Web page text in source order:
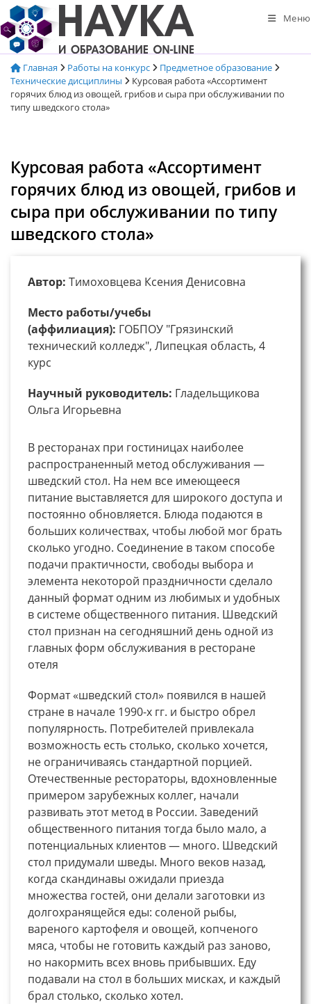
Перейти
к
содержимому
Меню
Главная Работы на конкурс
Предметное образование
Технические дисциплины
Курсовая работа «Ассортимент
горячих блюд из овощей, грибов и сыра при обслуживании по
типу шведского стола»
Курсовая работа «Ассортимент
горячих блюд из овощей, грибов и
сыра при обслуживании по типу
шведского стола»
Автор: Тимоховцева Ксения Денисовна
Место работы/учебы
(аффилиация): ГОБПОУ "Грязинский
технический колледж", Липецкая область, 4
курс
Научный руководитель: Гладельщикова
Ольга Игорьевна
В ресторанах при гостиницах наиболее
распространенный метод обслуживания —
шведский стол. На нем все имеющееся
питание выставляется для широкого доступа и
постоянно обновляется. Блюда подаются в
больших количествах, чтобы любой мог брать
сколько угодно. Соединение в таком способе
подачи практичности, свободы выбора и
элемента некоторой праздничности сделало
данный формат одним из любимых и удобных
в системе общественного питания. Шведский
стол признан на сегодняшний день одной из
главных форм обслуживания в ресторане
отеля
Формат «шведский стол» появился в нашей
стране в начале 1990-х гг. и быстро обрел
популярность. Потребителей привлекала
возможность есть столько, сколько хочется,
не ограничиваясь стандартной порцией.
Отечественные рестораторы, вдохновленные
примером зарубежных коллег, начали
развивать этот метод в России. Заведений
общественного питания тогда было мало, а
потенциальных клиентов — много. Шведский
стол придумали шведы. Много веков назад,
когда скандинавы ожидали приезда
множества гостей, они делали заготовки из
долгохранящейся еды: соленой рыбы,
вареного картофеля и овощей, копченого
мяса, чтобы не готовить каждый раз заново,
но накормить всех вновь прибывших. Еду
подавали на стол в больших мисках, и каждый
брал столько, сколько хотел.